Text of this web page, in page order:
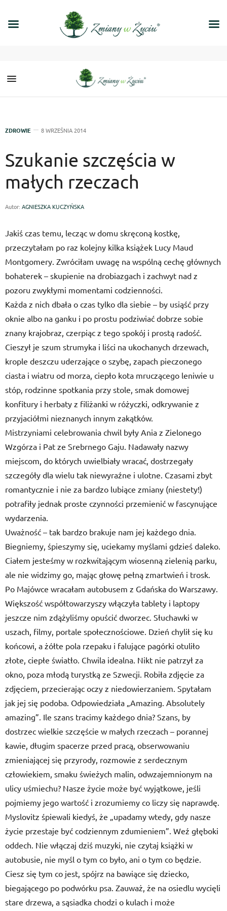
ZDROWIE 8 WRZEŚNIA 2014
Szukanie szczęścia w
małych rzeczach
Autor: AGNIESZKA KUCZYŃSKA
Jakiś czas temu, lecząc w domu skręconą kostkę,
przeczytałam po raz kolejny kilka książek Lucy Maud
Montgomery. Zwróciłam uwagę na wspólną cechę głównych
bohaterek – skupienie na drobiazgach i zachwyt nad z
pozoru zwykłymi momentami codzienności.
Każda z nich dbała o czas tylko dla siebie – by usiąść przy
oknie albo na ganku i po prostu podziwiać dobrze sobie
znany krajobraz, czerpiąc z tego spokój i prostą radość.
Cieszył je szum strumyka i liści na ukochanych drzewach,
krople deszczu uderzające o szybę, zapach pieczonego
ciasta i wiatru od morza, ciepło kota mruczącego leniwie u
stóp, rodzinne spotkania przy stole, smak domowej
konfitury i herbaty z filiżanki w różyczki, odkrywanie z
przyjaciółmi nieznanych innym zakątków.
Mistrzyniami celebrowania chwil były Ania z Zielonego
Wzgórza i Pat ze Srebrnego Gaju. Nadawały nazwy
miejscom, do których uwielbiały wracać, dostrzegały
szczegóły dla wielu tak niewyraźne i ulotne. Czasami zbyt
romantycznie i nie za bardzo lubiące zmiany (niestety!)
potrafiły jednak proste czynności przemienić w fascynujące
wydarzenia.
Uważność – tak bardzo brakuje nam jej każdego dnia.
Biegniemy, śpieszymy się, uciekamy myślami gdzieś daleko.
Ciałem jesteśmy w rozkwitającym wiosenną zielenią parku,
ale nie widzimy go, mając głowę pełną zmartwień i trosk.
Po Majówce wracałam autobusem z Gdańska do Warszawy.
Większość współtowarzyszy włączyła tablety i laptopy
jeszcze nim zdążyliśmy opuścić dworzec. Słuchawki w
uszach, filmy, portale społecznościowe. Dzień chylił się ku
końcowi, a żółte pola rzepaku i falujące pagórki otuliło
złote, ciepłe światło. Chwila idealna. Nikt nie patrzył za
okno, poza młodą turystką ze Szwecji. Robiła zdjęcie za
zdjęciem, przecierając oczy z niedowierzaniem. Spytałam
jak jej się podoba. Odpowiedziała „Amazing. Absolutely
amazing”. Ile szans tracimy każdego dnia? Szans, by
dostrzec wielkie szczęście w małych rzeczach – porannej
kawie, długim spacerze przed pracą, obserwowaniu
zmieniającej się przyrody, rozmowie z serdecznym
człowiekiem, smaku świeżych malin, odwzajemnionym na
ulicy uśmiechu? Nasze życie może być wyjątkowe, jeśli
pojmiemy jego wartość i zrozumiemy co liczy się naprawdę.
Myslovitz śpiewali kiedyś, że „upadamy wtedy, gdy nasze
życie przestaje być codziennym zdumieniem”. Weź głęboki
oddech. Nie włączaj dziś muzyki, nie czytaj książki w
autobusie, nie myśl o tym co było, ani o tym co będzie.
Ciesz się tym co jest, spójrz na bawiące się dziecko,
biegającego po podwórku psa. Zauważ, że na osiedlu wycięli
stare drzewa, a sąsiadka chodzi o kulach i może